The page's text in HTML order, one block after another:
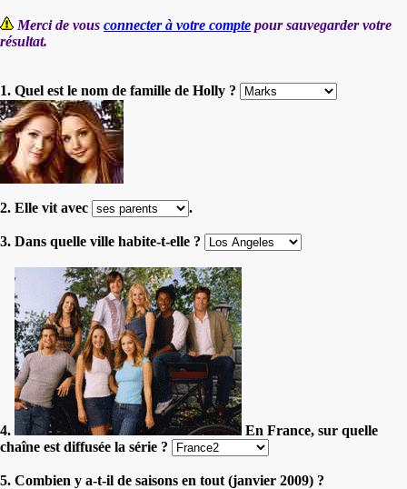
Merci de vous connecter à votre compte pour sauvegarder votre
résultat.
1. Quel est le nom de famille de Holly ?
2. Elle vit avec .
3. Dans quelle ville habite-t-elle ?
4.
En France, sur quelle
chaîne est diffusée la série ?
5. Combien y a-t-il de saisons en tout (janvier 2009) ?